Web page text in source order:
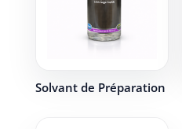
Solvant de Préparation